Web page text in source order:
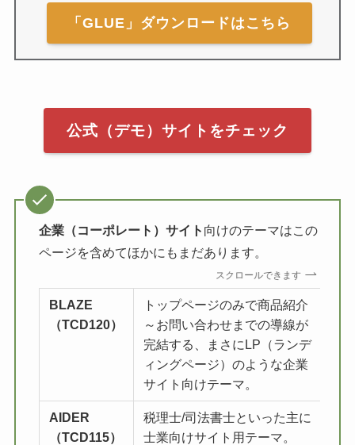
「GLUE」ダウンロードはこちら
公式（デモ）サイトをチェック
企業（コーポレート）サイト 向けのテーマはこの
ページを含めてほかにもまだあります。
スクロールできます
BLAZE
（TCD120）
トップページのみで商品紹介
～お問い合わせまでの導線が
完結する、まさにLP（ランデ
ィングページ）のような企業
サイト向けテーマ。
AIDER
（TCD115）
税理士/司法書士といった主に
士業向けサイト用テーマ。